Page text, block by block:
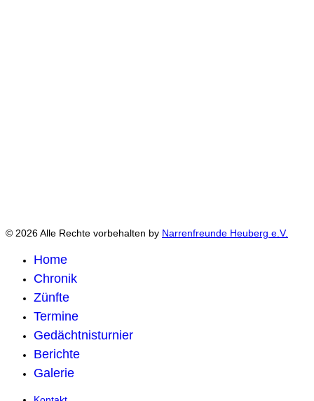
© 2026 Alle Rechte vorbehalten by Narrenfreunde Heuberg e.V.
Home
Chronik
Zünfte
Termine
Gedächtnisturnier
Berichte
Galerie